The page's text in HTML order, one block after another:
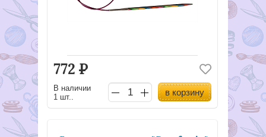
772 Р
В наличии
1 шт..
в корзину